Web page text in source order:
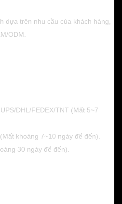
dựa trên nhu cầu của khách hàng,
ODM.
DHL/FEDEX/TNT (Mất 5~7
khoảng 7~10 ngày để đến).
30 ngày để đến).